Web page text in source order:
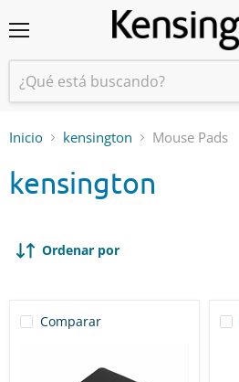
Inicio kensington Mouse Pads
kensington
Ordenar por
Comparar